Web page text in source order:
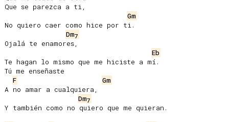
Que se parezca a ti,
Gm
No quiero caer como hice por ti.
Dm7
Ojalá te enamores,
Eb
Te hagan lo mismo que me hiciste a mí.
Tú me enseñaste
F
Gm
A no amar a cualquiera,
Dm7
Y también como no quiero que me quieran.